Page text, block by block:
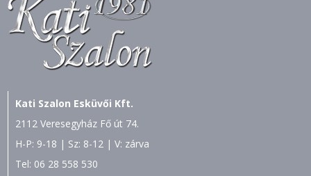
Kati Szalon Esküvői Kft.
2112 Veresegyház Fő út 74.
H-P: 9-18 | Sz: 8-12 | V: zárva
Tel: 06 28 558 530